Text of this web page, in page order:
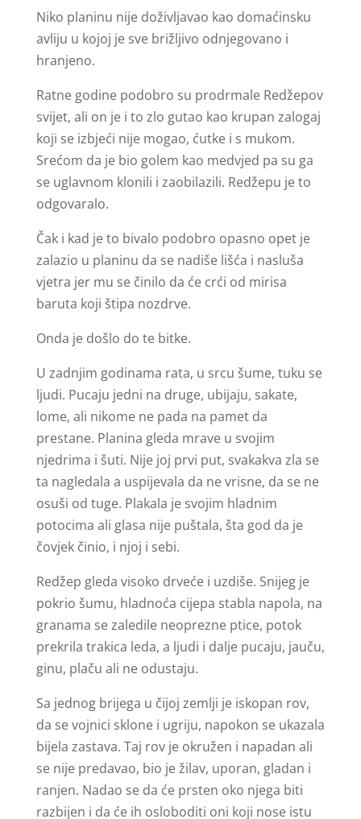
Niko planinu nije doživljavao kao domaćinsku
avliju u kojoj je sve brižljivo odnjegovano i
hranjeno.
Ratne godine podobro su prodrmale Redžepov
svijet, ali on je i to zlo gutao kao krupan zalogaj
koji se izbjeći nije mogao, ćutke i s mukom.
Srećom da je bio golem kao medvjed pa su ga
se uglavnom klonili i zaobilazili. Redžepu je to
odgovaralo.
Čak i kad je to bivalo podobro opasno opet je
zalazio u planinu da se nadiše lišća i nasluša
vjetra jer mu se činilo da će crći od mirisa
baruta koji štipa nozdrve.
Onda je došlo do te bitke.
U zadnjim godinama rata, u srcu šume, tuku se
ljudi. Pucaju jedni na druge, ubijaju, sakate,
lome, ali nikome ne pada na pamet da
prestane. Planina gleda mrave u svojim
njedrima i šuti. Nije joj prvi put, svakakva zla se
ta nagledala a uspijevala da ne vrisne, da se ne
osuši od tuge. Plakala je svojim hladnim
potocima ali glasa nije puštala, šta god da je
čovjek činio, i njoj i sebi.
Redžep gleda visoko drveće i uzdiše. Snijeg je
pokrio šumu, hladnoća cijepa stabla napola, na
granama se zaledile neoprezne ptice, potok
prekrila trakica leda, a ljudi i dalje pucaju, jauču,
ginu, plaču ali ne odustaju.
Sa jednog brijega u čijoj zemlji je iskopan rov,
da se vojnici sklone i ugriju, napokon se ukazala
bijela zastava. Taj rov je okružen i napadan ali
se nije predavao, bio je žilav, uporan, gladan i
ranjen. Nadao se da će prsten oko njega biti
razbijen i da će ih osloboditi oni koji nose istu